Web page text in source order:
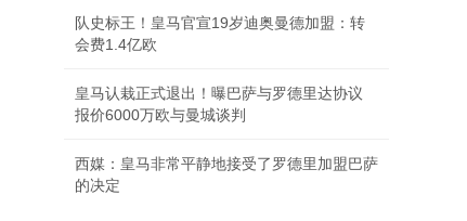
队史标王！皇马官宣19岁迪奥曼德加盟：转
会费1.4亿欧
皇马认栽正式退出！曝巴萨与罗德里达协议
报价6000万欧与曼城谈判
西媒：皇马非常平静地接受了罗德里加盟巴萨
的决定